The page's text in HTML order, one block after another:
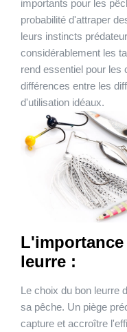
importants pour les
probabilité d'attraper
leurs instincts
considérablement les
rend essentiel pour les
différences entre les
d'utilisation idéaux.
leurre :
Le choix du bon leurre
sa pêche. Un piège
capture et accroître